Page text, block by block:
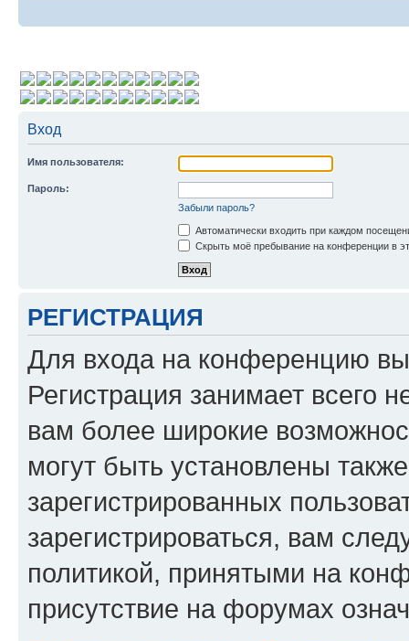
Вход
Имя пользователя:
Пароль:
Забыли пароль?
Автоматически входить при каждом
Скрыть моё пребывание на конференции в
РЕГИСТРАЦИЯ
Для входа на конференцию
Регистрация занимает всего
вам более широкие
могут быть установлены
зарегистрированных
зарегистрироваться, вам
политикой, принятыми на
присутствие на форумах